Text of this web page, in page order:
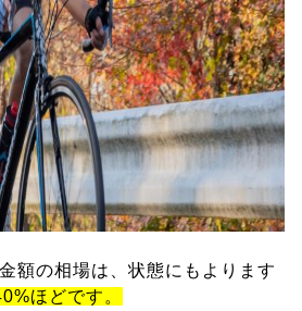
額の相場は、状態にもよります
ほどです。